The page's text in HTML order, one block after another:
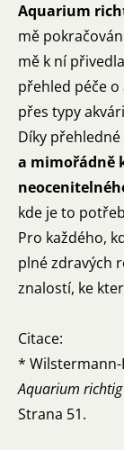
Aquarium
mě
mě k ní
přehled péče
přes typy
Díky
a mimořádně
kde je to
Pro každého,
plné zdravých
znalostí, ke
Citace:
* Wilstermann-
Aquarium
Strana 51.